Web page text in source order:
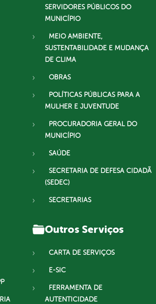
SERVIDORES PÚBLICOS DO
MUNICÍPIO
MEIO AMBIENTE,
SUSTENTABILIDADE E MUDANÇA
DE CLIMA
OBRAS
POLÍTICAS PÚBLICAS PARA A
MULHER E JUVENTUDE
PROCURADORIA GERAL DO
MUNICÍPIO
SAÚDE
SECRETARIA DE DEFESA CIDADÃ
(SEDEC)
SECRETARIAS
Outros Serviços
CARTA DE SERVIÇOS
E-SIC
FERRAMENTA DE
AUTENTICIDADE